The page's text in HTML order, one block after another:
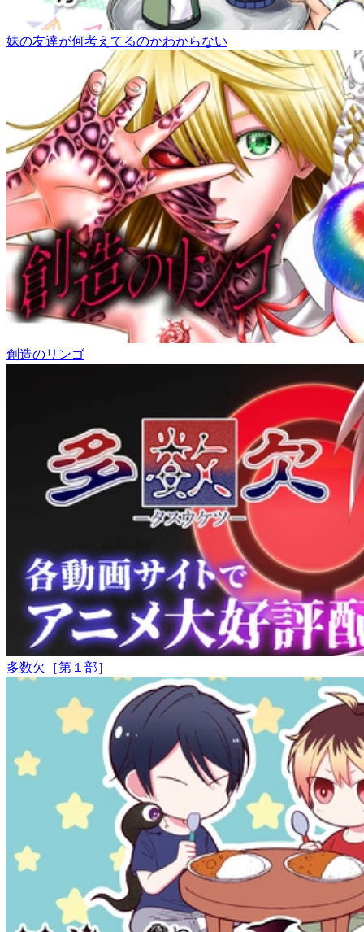
妹の友達が何考えてるのかわからない
創造のリンゴ
多数欠［第１部］